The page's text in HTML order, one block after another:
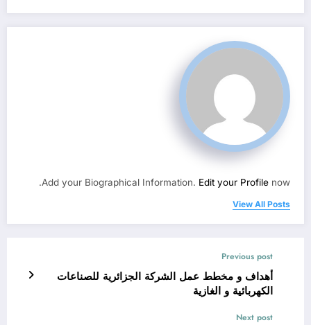
Add your Biographical Information. Edit your Profile now.
View All Posts
Previous post
أهداف و مخطط عمل الشركة الجزائرية للصناعات
الكهربائية و الغازية
Next post